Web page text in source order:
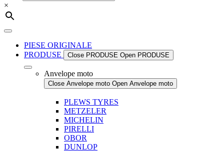
×
PIESE ORIGINALE
PRODUSE
Close PRODUSE Open PRODUSE
Anvelope moto
Close Anvelope moto Open Anvelope moto
PLEWS TYRES
METZELER
MICHELIN
PIRELLI
OBOR
DUNLOP